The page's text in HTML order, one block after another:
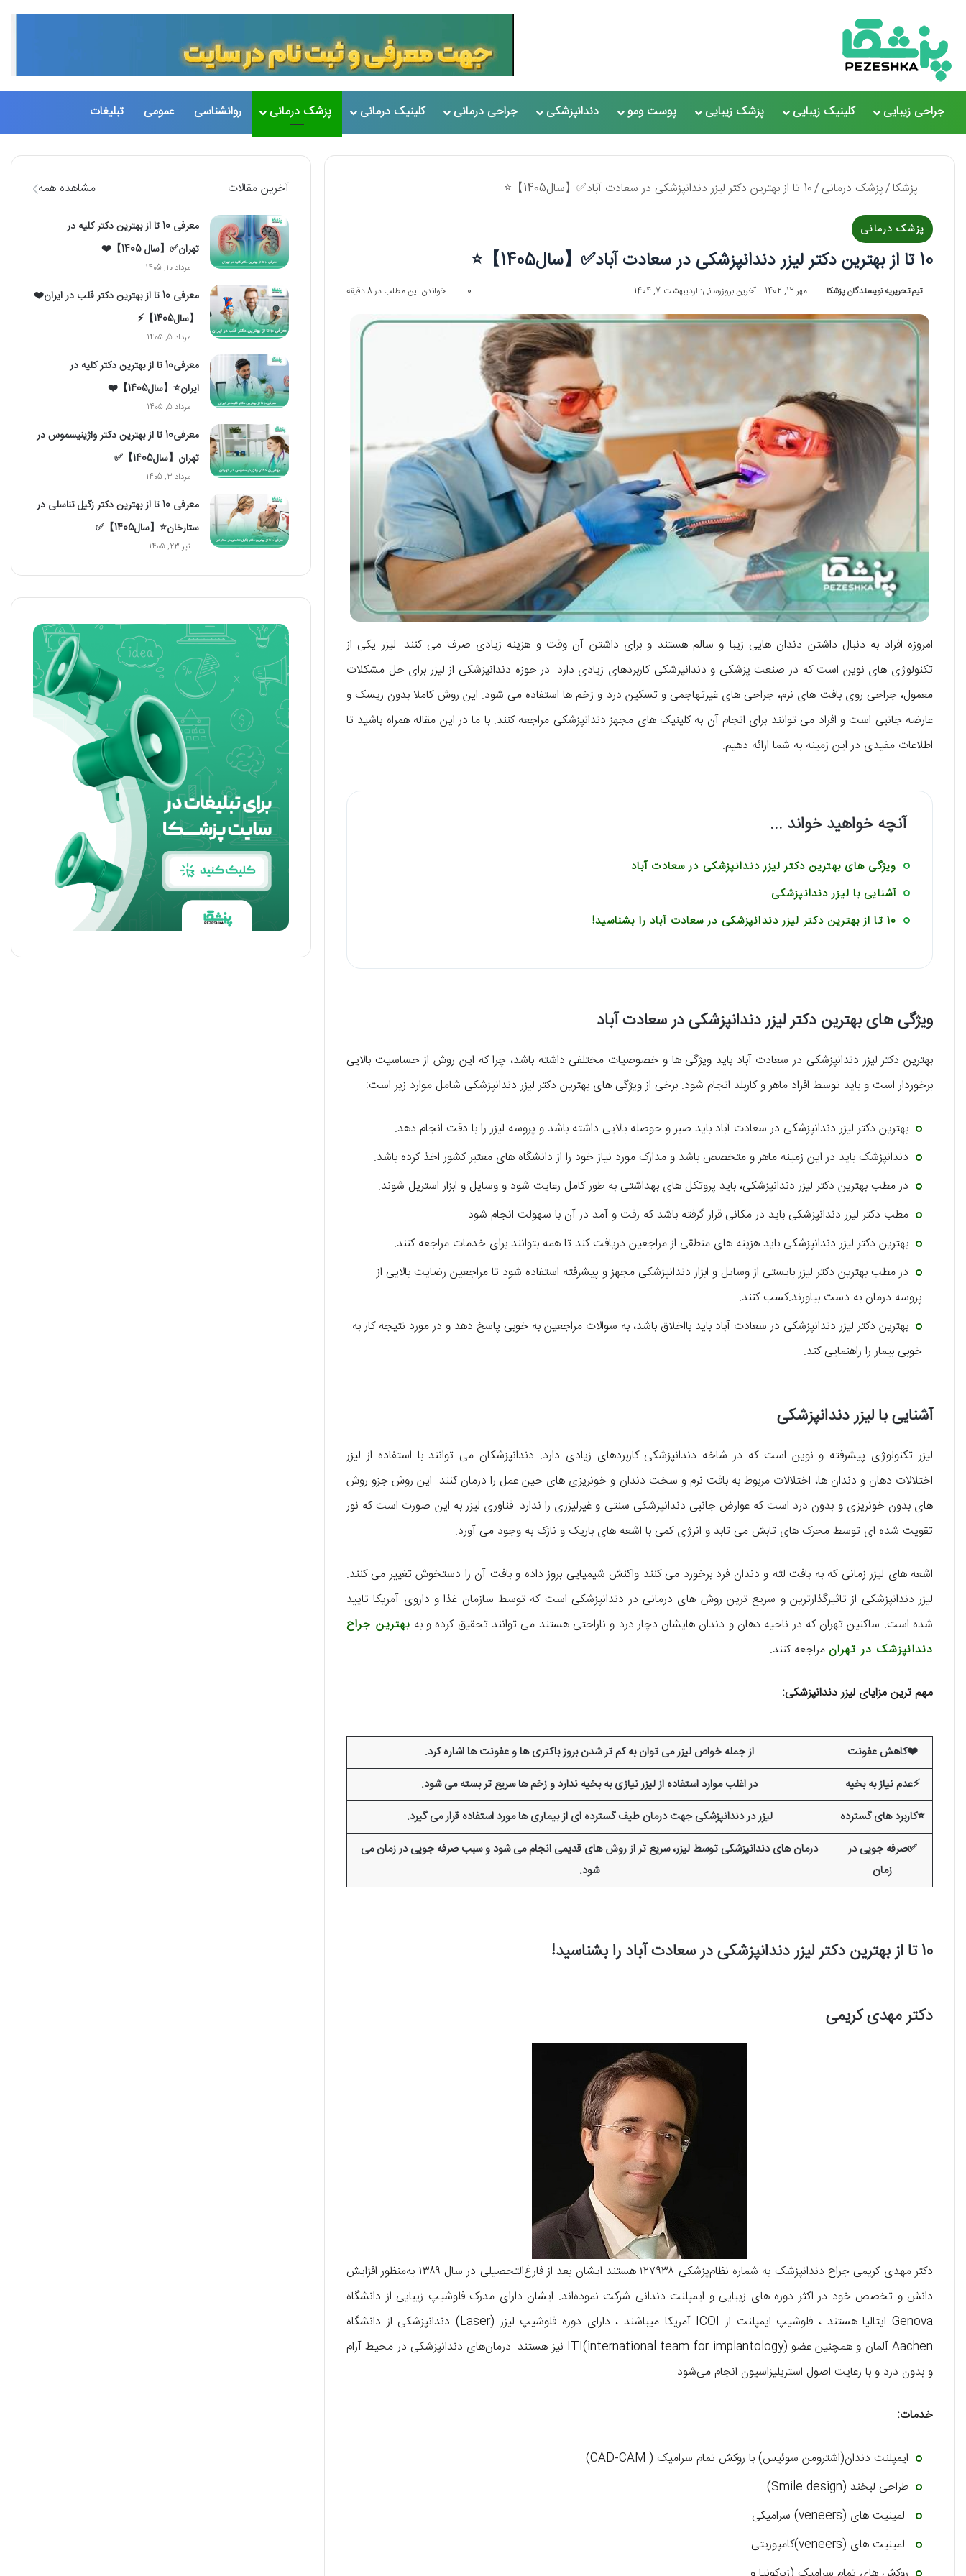
جراحی زیبایی کلینیک زیبایی پزشک زیبایی پوست ومو دندانپزشکی جراحی درمانی کلینیک درمانی پزشک درمانی روانشناسی عمومی تبلیغات
پزشکا/پزشک درمانی/10 تا از بهترین دکتر لیزر دندانپزشکی در سعادت آباد✅【سال1405】⭐
پزشک درمانی
10 تا از بهترین دکتر لیزر دندانپزشکی در سعادت آباد✅【سال1405】⭐
تیم تحریریه نویسندگان پزشکا مهر 12, 1402 آخرین بروزرسانی: اردیبهشت 7, 1404 0 خواندن این مطلب در 8 دقیقه
امروزه افراد به دنبال داشتن دندان هایی زیبا و سالم هستند و برای داشتن آن وقت و هزینه زیادی صرف می کنند. لیزر یکی از
تکنولوژی های نوین است که در صنعت پزشکی و دندانپزشکی کاربردهای زیادی دارد. در حوزه دندانپزشکی از لیزر برای حل مشکلات
معمول، جراحی روی بافت های نرم، جراحی های غیرتهاجمی و تسکین درد و زخم ها استفاده می شود. این روش کاملا بدون ریسک و
عارضه جانبی است و افراد می توانند برای انجام آن به کلینیک های مجهز دندانپزشکی مراجعه کنند. با ما در این مقاله همراه باشید تا
اطلاعات مفیدی در این زمینه به شما ارائه دهیم.
آنچه خواهید خواند ...
ویژگی های بهترین دکتر لیزر دندانپزشکی در سعادت آباد
آشنایی با لیزر دندانپزشکی
10 تا از بهترین دکتر لیزر دندانپزشکی در سعادت آباد را بشناسید!
ویژگی های بهترین دکتر لیزر دندانپزشکی در سعادت آباد
بهترین دکتر لیزر دندانپزشکی در سعادت آباد باید ویژگی ها و خصوصیات مختلفی داشته باشد، چرا که این روش از حساسیت بالایی
برخوردار است و باید توسط افراد ماهر و کاربلد انجام شود. برخی از ویژگی های بهترین دکتر لیزر دندانپزشکی شامل موارد زیر است:
بهترین دکتر لیزر دندانپزشکی در سعادت آباد باید صبر و حوصله بالایی داشته باشد و پروسه لیزر را با دقت انجام دهد.
دندانپزشک باید در این زمینه ماهر و متخصص باشد و مدارک مورد نیاز خود را از دانشگاه های معتبر کشور اخذ کرده باشد.
در مطب بهترین دکتر لیزر دندانپزشکی، باید پروتکل های بهداشتی به طور کامل رعایت شود و وسایل و ابزار استریل شوند.
مطب دکتر لیزر دندانپزشکی باید در مکانی قرار گرفته باشد که رفت و آمد در آن با سهولت انجام شود.
بهترین دکتر لیزر دندانپزشکی باید هزینه های منطقی از مراجعین دریافت کند تا همه بتوانند برای خدمات مراجعه کنند.
در مطب بهترین دکتر لیزر بایستی از وسایل و ابزار دندانپزشکی مجهز و پیشرفته استفاده شود تا مراجعین رضایت بالایی از
پروسه درمان به دست بیاورند.کسب کنند.
بهترین دکتر لیزر دندانپزشکی در سعادت آباد باید بااخلاق باشد، به سوالات مراجعین به خوبی پاسخ دهد و در مورد نتیجه کار به
خوبی بیمار را راهنمایی کند.
آشنایی با لیزر دندانپزشکی
لیزر تکنولوژی پیشرفته و نوین است که در شاخه دندانپزشکی کاربردهای زیادی دارد. دندانپزشکان می توانند با استفاده از لیزر
اختلالات دهان و دندان ها، اختلالات مربوط به بافت نرم و سخت دندان و خونریزی های حین عمل را درمان کنند. این روش جزو روش
های بدون خونریزی و بدون درد است که عوارض جانبی دندانپزشکی سنتی و غیرلیزری را ندارد. فناوری لیزر به این صورت است که نور
تقویت شده ای توسط محرک های تابش می تابد و انرژی کمی با اشعه های باریک و نازک به وجود می آورد.
اشعه های لیزر زمانی که به بافت لثه و دندان فرد برخورد می کنند واکنش شیمیایی بروز داده و بافت آن را دستخوش تغییر می کنند.
لیزر دندانپزشکی از تاثیرگذارترین و سریع ترین روش های درمانی در دندانپزشکی است که توسط سازمان غذا و داروی آمریکا تایید
شده است. ساکنین تهران که در ناحیه دهان و دندان هایشان دچار درد و ناراحتی هستند می توانند تحقیق کرده و به بهترین جراح
دندانپزشک در تهرانمراجعه کنند.
مهم ترین مزایای لیزر دندانپزشکی:
❤️کاهش عفونت
از جمله خواص لیزر می توان به کم تر شدن بروز باکتری ها و عفونت ها اشاره کرد.
⚡عدم نیاز به بخیه
در اغلب موارد استفاده از لیزر نیازی به بخیه ندارد و زخم ها سریع تر بسته می شود.
⭐کاربرد های گسترده
لیزر در دندانپزشکی جهت درمان طیف گسترده ای از بیماری ها مورد استفاده قرار می گیرد.
✅صرفه جویی در
زمان
درمان های دندانپزشکی توسط لیزر، سریع تر از روش های قدیمی انجام می شود و سبب صرفه جویی در زمان می
شود.
10 تا از بهترین دکتر لیزر دندانپزشکی در سعادت آباد را بشناسید!
دکتر مهدی کریمی
دکتر مهدی کریمی جراح دندانپزشک به شماره نظام‌پزشکی ۱۲۷۹۳۸ هستند ایشان بعد از فارغ‌التحصیلی در سال ۱۳۸۹ به‌منظور افزایش
دانش و تخصص خود در اکثر دوره های زیبایی و ایمپلنت دندانی شرکت نموده‌اند. ایشان دارای مدرک فلوشیپ زیبایی از دانشگاه
Genova ایتالیا هستند ، فلوشیپ ایمپلنت از ICOI آمریکا میباشند ، دارای دوره فلوشیپ لیزر (Laser) دندانپزشکی از دانشگاه
Aachen آلمان و همچنین عضو ITI(international team for implantology) نیز هستند. درمان‌های دندانپزشکی در محیط آرام
و بدون درد و با رعایت اصول استریلیزاسیون انجام می‌شود.
خدمات:
ایمپلنت دندان(اشترومن سوئیس) با روکش تمام سرامیک ( CAD-CAM)
طراحی لبخند (Smile design)
لمینیت های (veneers) سرامیکی
لمینیت های (veneers)کامپوزیتی
آخرین مقالات مشاهده همه
معرفی 10 تا از بهترین دکتر کلیه در
تهران✅【سال 1405】❤️
مرداد 10, 1405
معرفی 10 تا از بهترین دکتر قلب در ایران❤️
【سال1405】⚡️
مرداد 5, 1405
معرفی10 تا از بهترین دکتر کلیه در
ایران⭐【سال1405】❤️
مرداد 5, 1405
معرفی10 تا از بهترین دکتر واژینیسموس در
تهران【سال1405】✅
مرداد 3, 1405
معرفی 10 تا از بهترین دکتر زگیل تناسلی در
ستارخان⭐【سال1405】✅
تیر 23, 1405